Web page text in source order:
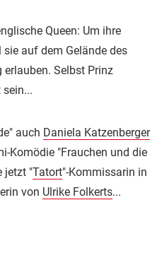
Queen: Um ihre
sie auf dem Gelände des
Selbst Prinz
auch Daniela Katzenberger
Komödie "Frauchen und die
jetzt "Tatort"-Kommissarin in
von Ulrike Folkerts...